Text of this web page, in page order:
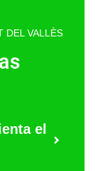
DEL VALLÈS
el